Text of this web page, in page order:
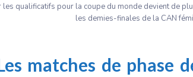
les qualificatifs pour la coupe du monde devient de
les demies-finales de la CAN
matches de phase